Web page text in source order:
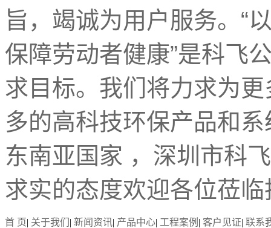
旨，竭诚为用户服务。“
保障劳动者健康”是科飞
求目标。我们将力求为
多的高科技环保产品和
东南亚国家 ，深圳市科
求实的态度欢迎各位莅
首 页| 关于我们 | 新闻资讯| 产品中心| 工程案例 | 客户见证| 联系